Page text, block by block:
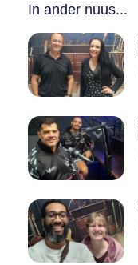
In ander nuus...